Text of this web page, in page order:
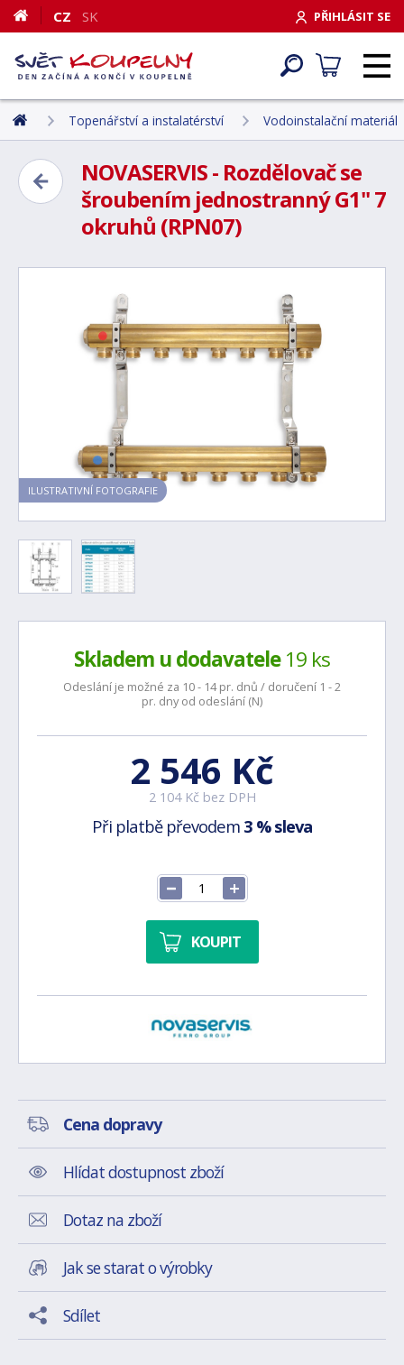
PŘIHLÁSIT SE
CZ SK
Topenářství a instalatérství Vodoinstalační materiál
NOVASERVIS - Rozdělovač se
šroubením jednostranný G1" 7
okruhů (RPN07)
ILUSTRATIVNÍ FOTOGRAFIE
Skladem u dodavatele19 ks
Odeslání je možné za 10 - 14 pr. dnů / doručení 1 - 2
pr. dny od odeslání (N)
2 546 Kč
2 104 Kč bez DPH
Při platbě převodem 3 % sleva
KOUPIT
Cena dopravy
Hlídat dostupnost zboží
Dotaz na zboží
Jak se starat o výrobky
Sdílet